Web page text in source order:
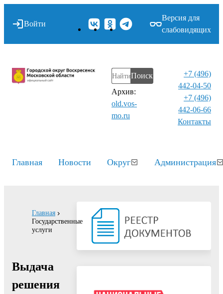
Войти
Версия для
слабовидящих
Поиск
Архив:
old.vos-
mo.ru
+7 (496)
442-04-50
+7 (496)
442-06-66
Контакты⁠
Главная Новости Округ Администрация
Главная
Государственные
услуги
Выдача
решения